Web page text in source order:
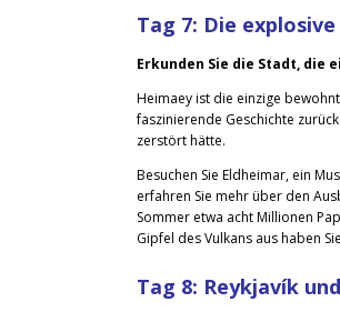
Tag 7: Die
Erkunden Sie die Stadt, die
Heimaey ist die einzige
faszinierende Geschichte
zerstört hätte.
Besuchen Sie Eldheimar, ein
erfahren Sie mehr über den
Sommer etwa acht Millionen
Gipfel des Vulkans aus haben
Tag 8: Reykjavík